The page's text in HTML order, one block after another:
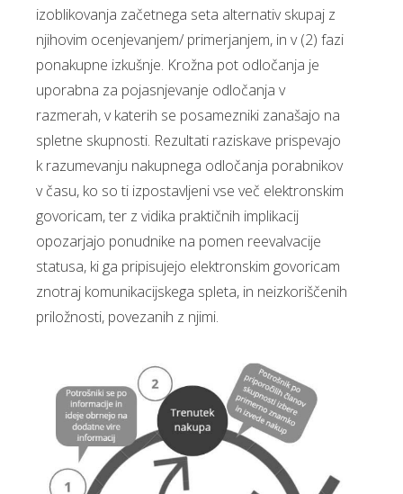
izoblikovanja začetnega seta alternativ skupaj z
njihovim ocenjevanjem/ primerjanjem, in v (2) fazi
ponakupne izkušnje. Krožna pot odločanja je
uporabna za pojasnjevanje odločanja v
razmerah, v katerih se posamezniki zanašajo na
spletne skupnosti. Rezultati raziskave prispevajo
k razumevanju nakupnega odločanja porabnikov
v času, ko so ti izpostavljeni vse več elektronskim
govoricam, ter z vidika praktičnih implikacij
opozarjajo ponudnike na pomen reevalvacije
statusa, ki ga pripisujejo elektronskim govoricam
znotraj komunikacijskega spleta, in neizkoriščenih
priložnosti, povezanih z njimi.